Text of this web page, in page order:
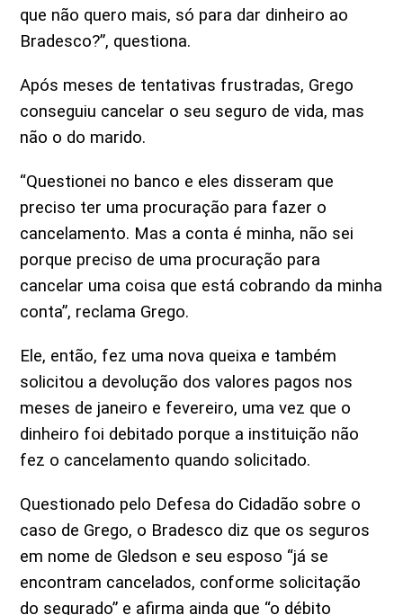
que não quero mais, só para dar dinheiro ao
Bradesco?”, questiona.
Após meses de tentativas frustradas, Grego
conseguiu cancelar o seu seguro de vida, mas
não o do marido.
“Questionei no banco e eles disseram que
preciso ter uma procuração para fazer o
cancelamento. Mas a conta é minha, não sei
porque preciso de uma procuração para
cancelar uma coisa que está cobrando da minha
conta”, reclama Grego.
Ele, então, fez uma nova queixa e também
solicitou a devolução dos valores pagos nos
meses de janeiro e fevereiro, uma vez que o
dinheiro foi debitado porque a instituição não
fez o cancelamento quando solicitado.
Questionado pelo Defesa do Cidadão sobre o
caso de Grego, o Bradesco diz que os seguros
em nome de Gledson e seu esposo “já se
encontram cancelados, conforme solicitação
do segurado” e afirma ainda que “o débito